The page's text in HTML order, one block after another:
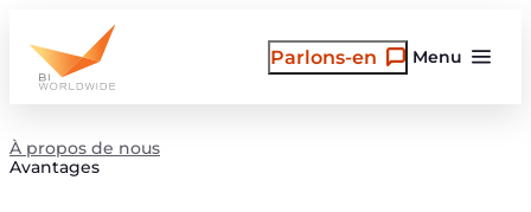
au
contenu
Menu
Parlons-en
À propos de nous
Avantages